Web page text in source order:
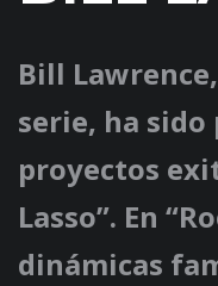
Bill
serie, ha
proyectos
Lasso”. En
dinámicas